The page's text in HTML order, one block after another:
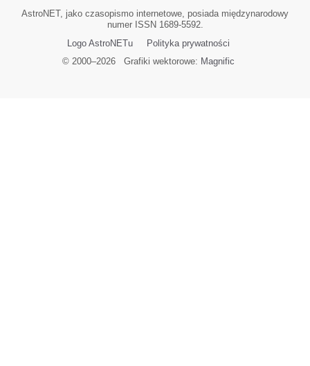
AstroNET, jako czasopismo internetowe, posiada międzynarodowy
numer ISSN 1689-5592.
Logo AstroNETu
Polityka prywatności
© 2000–2026Grafiki wektorowe: Magnific